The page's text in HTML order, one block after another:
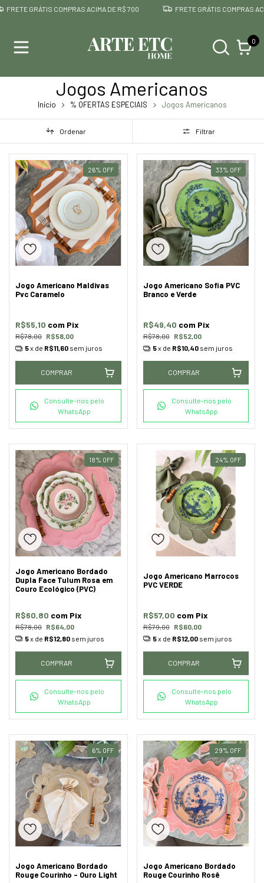
GRÁTIS COMPRAS ACIMA DE R$ 700 FRETE GRÁTIS COMPRAS ACIMA DE
0
Jogos Americanos
Início % OFERTAS ESPECIAIS Jogos Americanos
Ordenar Filtrar
26% OFF
Jogo Americano Maldivas
Pvc Caramelo
R$78,00 R$58,00
R$55,10 com Pix
5x de R$11,60 sem juros
COMPRAR
Consulte-nos pelo
WhatsApp
33% OFF
Jogo Americano Sofia PVC
Branco e Verde
R$78,00 R$52,00
R$49,40 com Pix
5x de R$10,40 sem juros
COMPRAR
Consulte-nos pelo
WhatsApp
18% OFF
Jogo Americano Bordado
Dupla Face Tulum Rosa em
Couro Ecológico (PVC)
R$78,00 R$64,00
R$60,80 com Pix
5x de R$12,80 sem juros
COMPRAR
Consulte-nos pelo
WhatsApp
24% OFF
Jogo Americano Marrocos
PVC VERDE
R$79,00 R$60,00
R$57,00 com Pix
5x de R$12,00 sem juros
COMPRAR
Consulte-nos pelo
WhatsApp
6% OFF
Jogo Americano Bordado
Rouge Courinho - Ouro Light
29% OFF
Jogo Americano Bordado
Rouge Courinho Rosê